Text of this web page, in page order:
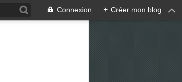
Connexion + Créer mon blog